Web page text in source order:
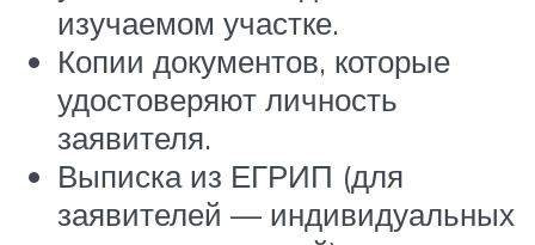
изучаемом участке.
Копии документов, которые
удостоверяют личность
заявителя.
Выписка из ЕГРИП (для
заявителей — индивидуальных